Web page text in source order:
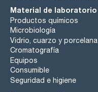
Material de laboratorio
Productos químicos
Microbiología
Vidrio, cuarzo y porcelana
Cromatografía
Equipos
Consumible
Seguridad e higiene